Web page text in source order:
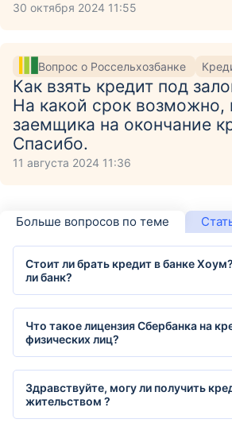
30 октября 2024 11:55
Вопрос о Россельхозбанке
Как взять кредит под
На какой срок возможно,
заемщика на окончание
Спасибо.
11 августа 2024 11:36
Больше вопросов по теме
Стоит ли брать кредит в банке
ли банк?
Что такое лицензия Сбербанка на
физических лиц?
Здравствуйте, могу ли получить
жительством ?